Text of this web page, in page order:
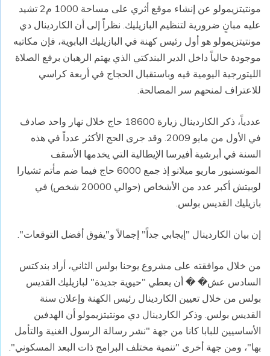
مونتيتزيمولو عن إنشاء موقع أثري على مساحة 1000 م2 تشيد
عليه مبانٍ ضرورية لتنظيم البازيليك. نظراً إلى أن الكاردينال دي
مونتيتزيمولو هو أول رئيس كهنة في البازيليك البابوية، فإن مكاتبه
موجودة حالياً داخل الدير البندكتي الذي يهتم الرهبان برفع الصلاة
الليتورجية اليومية فيه وباستقبال الحجاج في أربعة كراسي
للاعتراف لمنحهم سر المصالحة.
عددياً، ذكر الكاردينال زيارة 18600 حاج خلال نهار واحد صادف
في الأول من مايو 2009. وقد جرى الحج الأكثر عدداً في هذه
السنة في أبرشية أفيرسا الإيطالية التي يخدمها الأسقف
المونسنيور ماريو ميلانو إذ جمع 6000 حاج فيما ضم مأتم تشيارا
لوبيتش أكبر عدد من الأشخاص (حوالي 20000 شخص) في
بازيليك القديس بولس.
إن بيان الكاردينال "إيجابي جداً" إجمالاً و"يفوق أفضل التوقعات".
من خلال موافقته على مشروع يوحنا بولس الثاني، أراد بندكتس
السادس عش� � أن يعطي "حيوية جديدة" لبازيليك القديس
بولس من خلال تعيين الكاردينال رئيس الكهنة وإعلان سنة
القديس بولس. وذكر الكاردينال دي مونتيتزيمولو أن الهدفين
الأساسيين للبابا كانا من جهة "نشر رسالة الرسول الغنية والتأمل
بها"، ومن جهة أخرى "تنمية مختلف البرامج ذات البعد المسكوني".